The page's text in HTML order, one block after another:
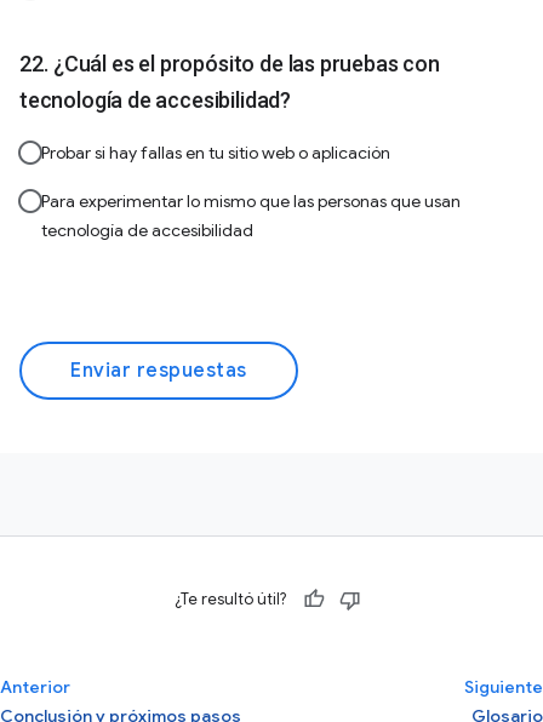
¿Cuál es el propósito de las pruebas con
tecnología de accesibilidad?
Probar si hay fallas en tu sitio web o aplicación
Para experimentar lo mismo que las personas que usan
tecnología de accesibilidad
Enviar respuestas
¿Te resultó útil?
Anterior
Conclusión y próximos pasos
Siguiente
Glosario